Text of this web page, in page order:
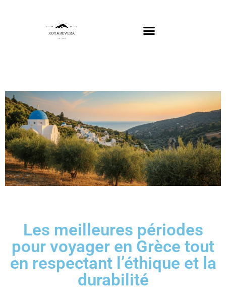
Les meilleures périodes
pour voyager en Grèce tout
en respectant l’éthique et la
durabilité